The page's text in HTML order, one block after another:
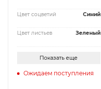
Цвет соцветий Синий
Цвет листьев Зеленый
Показать еще
Ожидаем поступления